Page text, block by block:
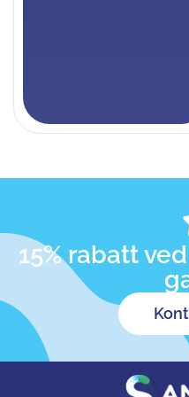
15% rabatt